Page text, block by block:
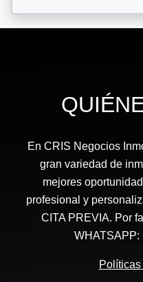
En CRIS Negocios
gran variedad de
mejores
profesional y
CITA PREVIA. Por
WHATSAPP: